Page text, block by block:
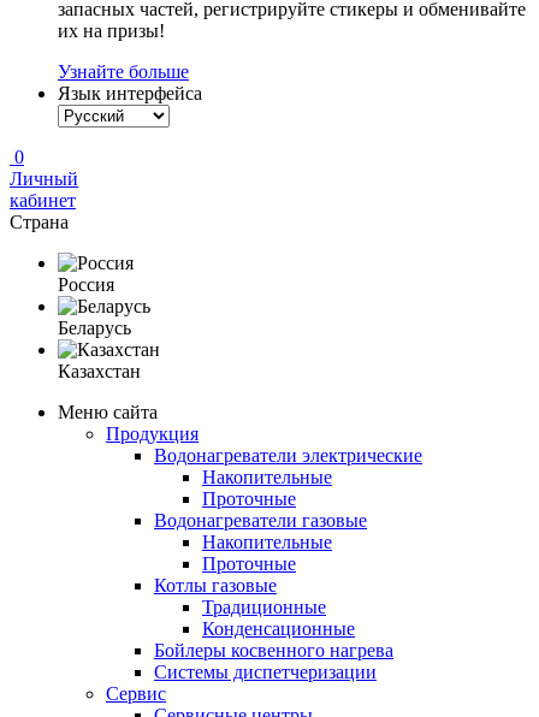
запасных частей, регистрируйте стикеры и обменивайте
их на призы!
Узнайте больше
Язык интерфейса
0
Личный
кабинет
Страна
Россия
Беларусь
Казахстан
Меню сайта
Продукция
Водонагреватели электрические
Накопительные
Проточные
Водонагреватели газовые
Накопительные
Проточные
Котлы газовые
Традиционные
Конденсационные
Бойлеры косвенного нагрева
Системы диспетчеризации
Сервис